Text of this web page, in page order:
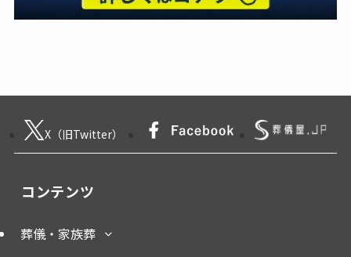
X（旧Twitter）
コンテンツ
葬儀・家族葬